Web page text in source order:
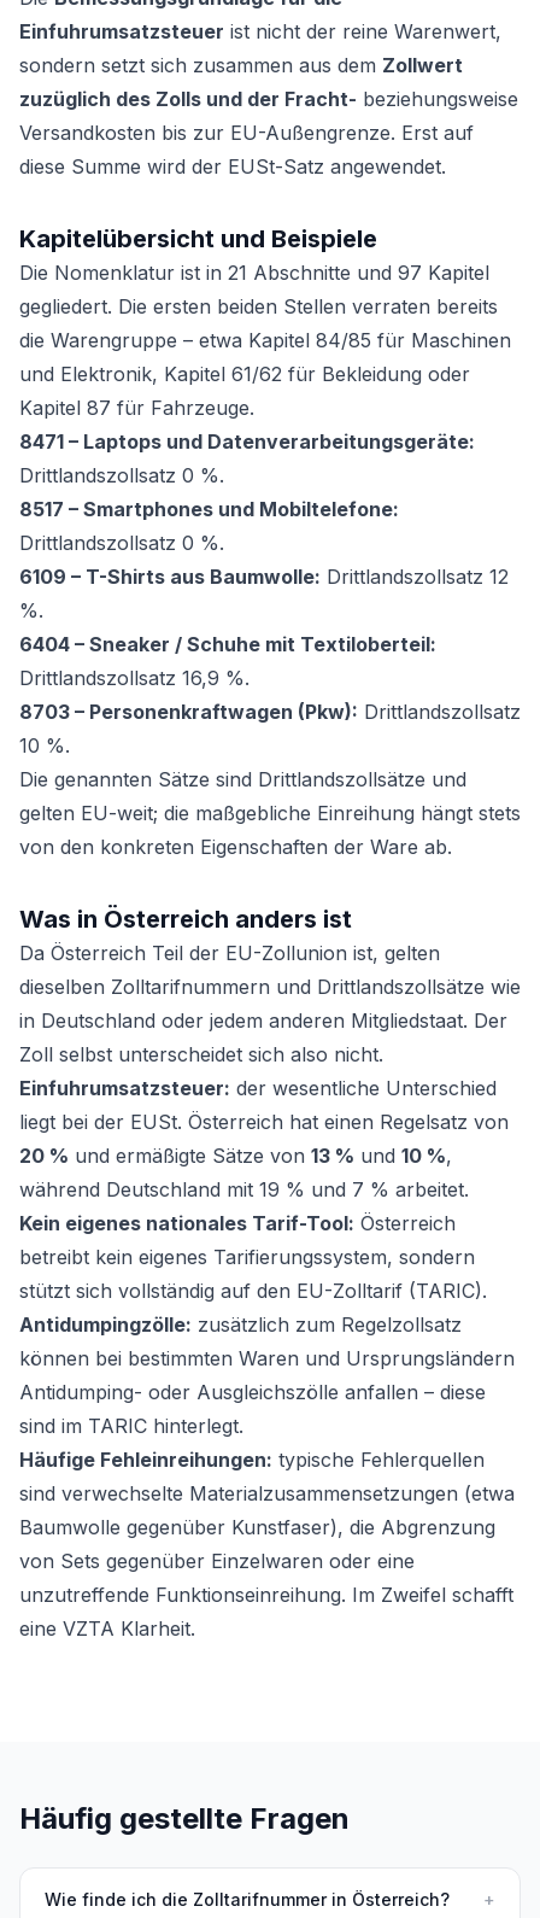
Einfuhrumsatzsteuer ist nicht der reine Warenwert,
sondern setzt sich zusammen aus dem Zollwert
zuzüglich des Zolls und der Fracht- beziehungsweise
Versandkosten bis zur EU-Außengrenze. Erst auf
diese Summe wird der EUSt-Satz angewendet.
Kapitelübersicht und Beispiele
Die Nomenklatur ist in 21 Abschnitte und 97 Kapitel
gegliedert. Die ersten beiden Stellen verraten bereits
die Warengruppe – etwa Kapitel 84/85 für Maschinen
und Elektronik, Kapitel 61/62 für Bekleidung oder
Kapitel 87 für Fahrzeuge.
8471 – Laptops und Datenverarbeitungsgeräte:
Drittlandszollsatz 0 %.
8517 – Smartphones und Mobiltelefone:
Drittlandszollsatz 0 %.
6109 – T-Shirts aus Baumwolle: Drittlandszollsatz 12
%.
6404 – Sneaker / Schuhe mit Textiloberteil:
Drittlandszollsatz 16,9 %.
8703 – Personenkraftwagen (Pkw): Drittlandszollsatz
10 %.
Die genannten Sätze sind Drittlandszollsätze und
gelten EU-weit; die maßgebliche Einreihung hängt stets
von den konkreten Eigenschaften der Ware ab.
Was in Österreich anders ist
Da Österreich Teil der EU-Zollunion ist, gelten
dieselben Zolltarifnummern und Drittlandszollsätze wie
in Deutschland oder jedem anderen Mitgliedstaat. Der
Zoll selbst unterscheidet sich also nicht.
Einfuhrumsatzsteuer: der wesentliche Unterschied
liegt bei der EUSt. Österreich hat einen Regelsatz von
20 % und ermäßigte Sätze von 13 % und 10 %,
während Deutschland mit 19 % und 7 % arbeitet.
Kein eigenes nationales Tarif-Tool: Österreich
betreibt kein eigenes Tarifierungssystem, sondern
stützt sich vollständig auf den EU-Zolltarif (TARIC).
Antidumpingzölle: zusätzlich zum Regelzollsatz
können bei bestimmten Waren und Ursprungsländern
Antidumping- oder Ausgleichszölle anfallen – diese
sind im TARIC hinterlegt.
Häufige Fehleinreihungen: typische Fehlerquellen
sind verwechselte Materialzusammensetzungen (etwa
Baumwolle gegenüber Kunstfaser), die Abgrenzung
von Sets gegenüber Einzelwaren oder eine
unzutreffende Funktionseinreihung. Im Zweifel schafft
eine VZTA Klarheit.
Häufig gestellte Fragen
Wie finde ich die Zolltarifnummer in Österreich? +